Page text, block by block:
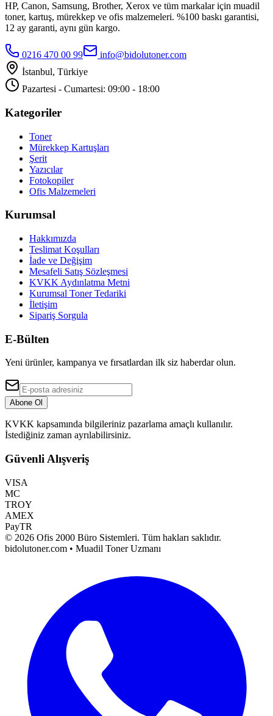
HP, Canon, Samsung, Brother, Xerox ve tüm markalar için muadil
toner, kartuş, mürekkep ve ofis malzemeleri. %100 baskı garantisi,
12 ay garanti, aynı gün kargo.
0216 470 00 99
info@bidolutoner.com
İstanbul, Türkiye
Pazartesi - Cumartesi: 09:00 - 18:00
Kategoriler
Toner
Mürekkep Kartuşları
Şerit
Yazıcılar
Fotokopiler
Ofis Malzemeleri
Kurumsal
Hakkımızda
Teslimat Koşulları
İade ve Değişim
Mesafeli Satış Sözleşmesi
KVKK Aydınlatma Metni
Kurumsal Toner Tedariki
İletişim
Sipariş Sorgula
E-Bülten
Yeni ürünler, kampanya ve fırsatlardan ilk siz haberdar olun.
Abone Ol
KVKK kapsamında bilgileriniz pazarlama amaçlı kullanılır.
İstediğiniz zaman ayrılabilirsiniz.
Güvenli Alışveriş
VISA
MC
TROY
AMEX
PayTR
© 2026 Ofis 2000 Büro Sistemleri. Tüm hakları saklıdır.
bidolutoner.com • Muadil Toner Uzmanı